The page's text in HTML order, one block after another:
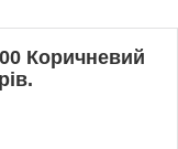
Коричневий